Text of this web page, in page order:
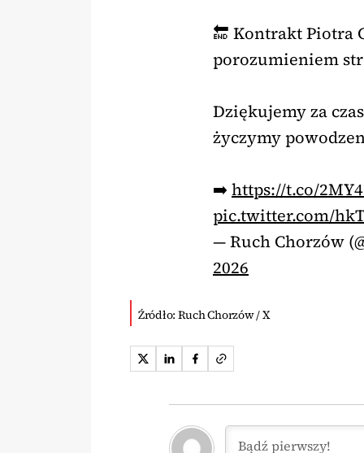
🔚 Kontrakt Piotra
porozumieniem
Dziękujemy za
życzymy
➡️ https://t.co/
pic.twitter.com/
— Ruch Chorzów
2026
Źródło: Ruch Chorzów / X